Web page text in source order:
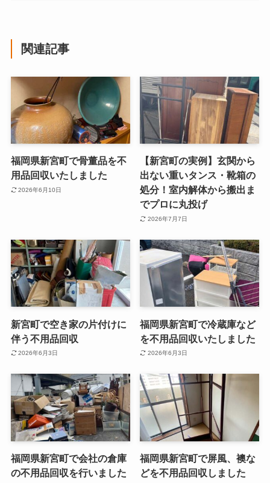
関連記事
福岡県新宮町で骨董品を不
用品回収いたしました
2026年6月10日
【新宮町の実例】玄関から
出ない重いタンス・靴箱の
処分！室内解体から搬出ま
でプロに丸投げ
2026年7月7日
新宮町で空き家の片付けに
伴う不用品回収
2026年6月3日
福岡県新宮町で冷蔵庫など
を不用品回収いたしました
2026年6月3日
福岡県新宮町で会社の倉庫
の不用品回収を行いました
福岡県新宮町で屏風、襖な
どを不用品回収しました